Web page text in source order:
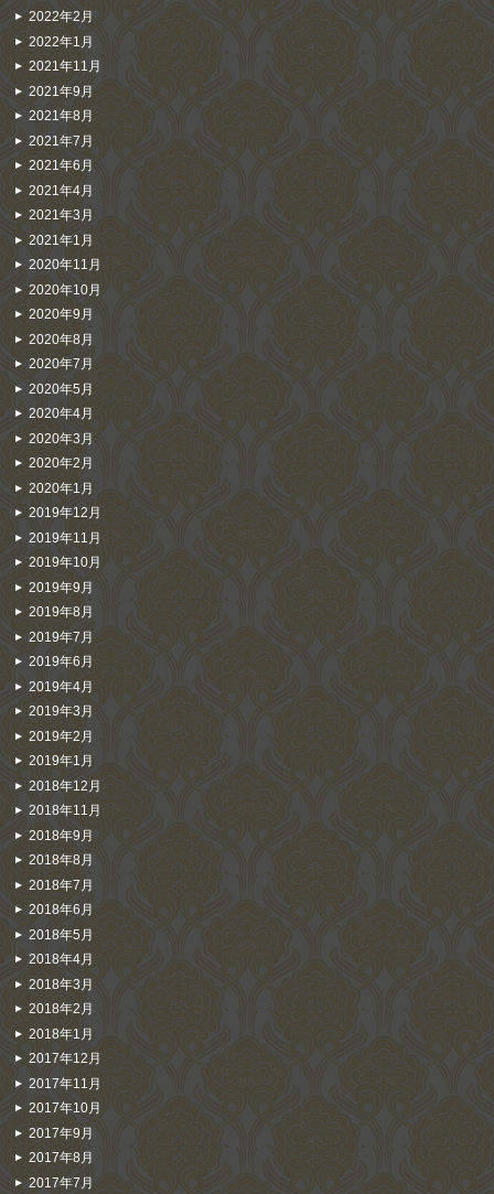
2022年2月
2022年1月
2021年11月
2021年9月
2021年8月
2021年7月
2021年6月
2021年4月
2021年3月
2021年1月
2020年11月
2020年10月
2020年9月
2020年8月
2020年7月
2020年5月
2020年4月
2020年3月
2020年2月
2020年1月
2019年12月
2019年11月
2019年10月
2019年9月
2019年8月
2019年7月
2019年6月
2019年4月
2019年3月
2019年2月
2019年1月
2018年12月
2018年11月
2018年9月
2018年8月
2018年7月
2018年6月
2018年5月
2018年4月
2018年3月
2018年2月
2018年1月
2017年12月
2017年11月
2017年10月
2017年9月
2017年8月
2017年7月